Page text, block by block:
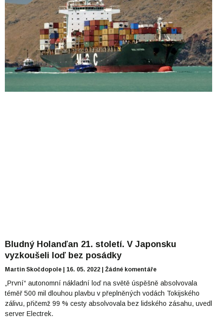
Bludný Holanďan 21. století. V Japonsku
vyzkoušeli loď bez posádky
Martin Skočdopole 16. 05. 2022 Žádné komentáře
„První“ autonomní nákladní loď na světě úspěšně absolvovala
téměř 500 mil dlouhou plavbu v přeplněných vodách Tokijského
zálivu, přičemž 99 % cesty absolvovala bez lidského zásahu, uvedl
server Electrek.